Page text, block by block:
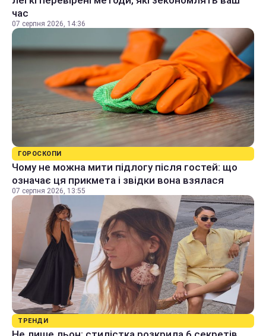
час
07 серпня 2026, 14:36
ГОРОСКОПИ
Чому не можна мити підлогу після гостей: що
означає ця прикмета і звідки вона взялася
07 серпня 2026, 13:55
ТРЕНДИ